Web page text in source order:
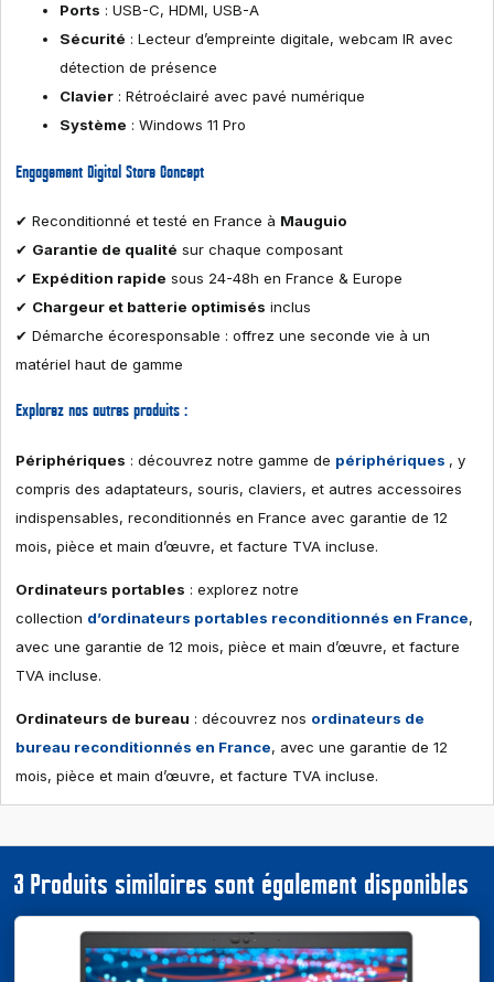
Ports : USB-C, HDMI, USB-A
Sécurité : Lecteur d’empreinte digitale, webcam IR avec
détection de présence
Clavier : Rétroéclairé avec pavé numérique
Système : Windows 11 Pro
Engagement Digital Store Concept
✔ Reconditionné et testé en France à Mauguio
✔ Garantie de qualité sur chaque composant
✔ Expédition rapide sous 24-48h en France & Europe
✔ Chargeur et batterie optimisés inclus
✔ Démarche écoresponsable : offrez une seconde vie à un
matériel haut de gamme
Explorez nos autres produits :
Périphériques : découvrez notre gamme de périphériques , y
compris des adaptateurs, souris, claviers, et autres accessoires
indispensables, reconditionnés en France avec garantie de 12
mois, pièce et main d’œuvre, et facture TVA incluse.
Ordinateurs portables : explorez notre
collection d’ordinateurs portables reconditionnés en France,
avec une garantie de 12 mois, pièce et main d’œuvre, et facture
TVA incluse.
Ordinateurs de bureau : découvrez nos ordinateurs de
bureau reconditionnés en France, avec une garantie de 12
mois, pièce et main d’œuvre, et facture TVA incluse.
3 Produits similaires sont également disponibles